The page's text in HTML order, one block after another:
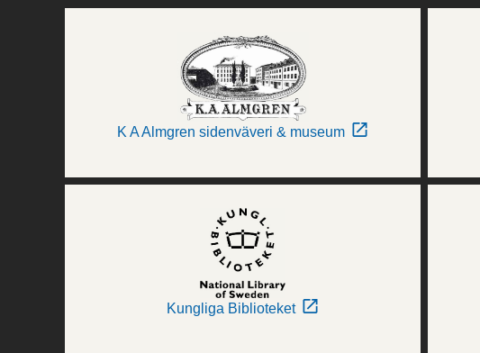
K A Almgren sidenväveri & museum
Kungliga Biblioteket